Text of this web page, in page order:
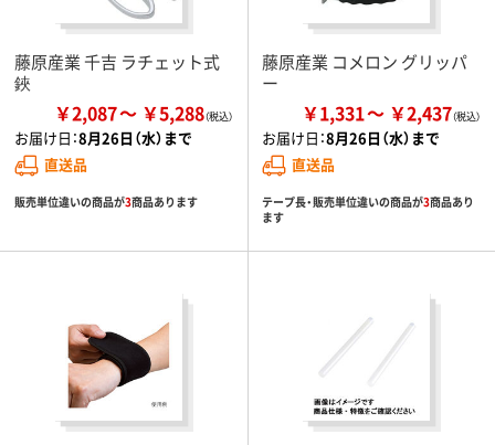
藤原産業 千吉 ラチェット式
鋏
￥2,087 ￥5,288
お届け日：8月26日（水）まで
直送品
販売単位違いの商品が3商品あります
藤原産業 コメロン グリッパ
ー
￥1,331 ￥2,437
お届け日：8月26日（水）まで
直送品
テープ長・販売単位違いの商品が3商品あり
ます